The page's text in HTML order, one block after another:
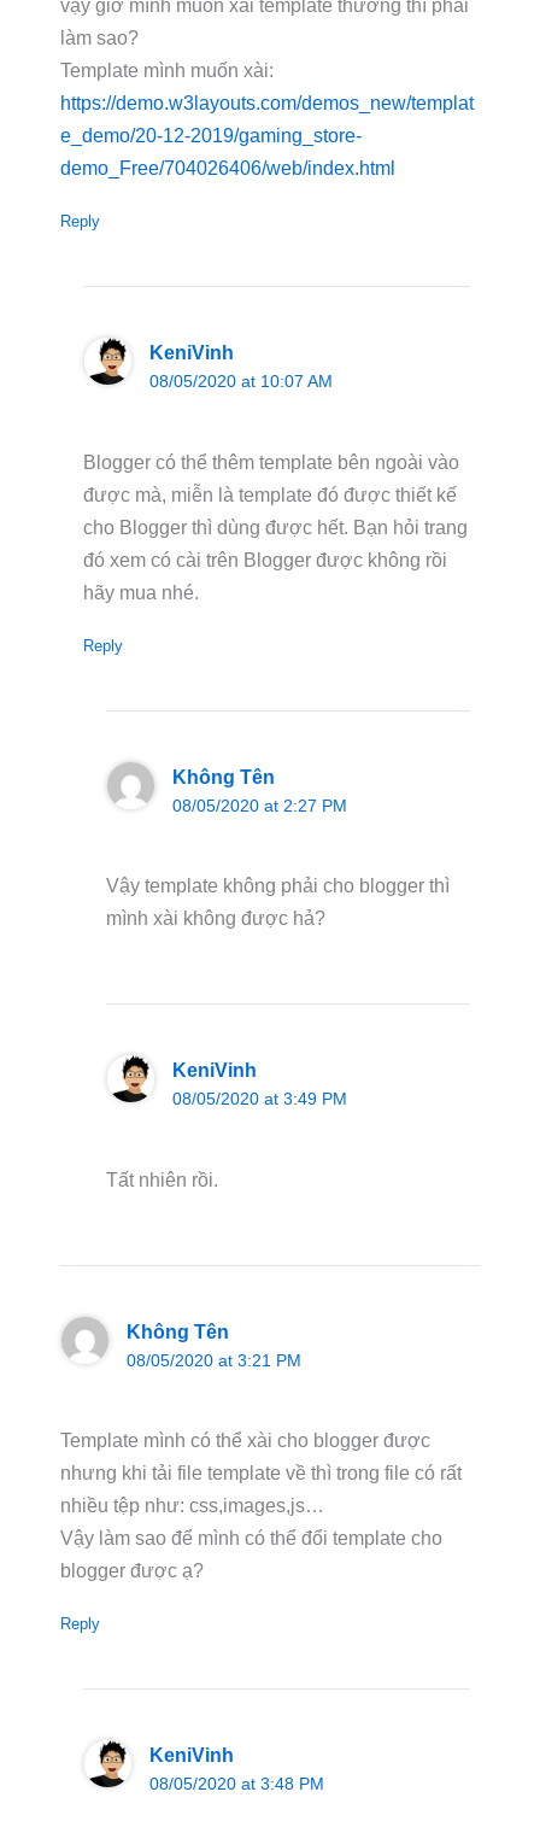
vậy giờ mình muốn xài template thường thì phải
làm sao?
Template mình muốn xài:
https://demo.w3layouts.com/demos_new/templat
e_demo/20-12-2019/gaming_store-
demo_Free/704026406/web/index.html
Reply
KeniVinh
08/05/2020 at 10:07 AM
Blogger có thể thêm template bên ngoài vào
được mà, miễn là template đó được thiết kế
cho Blogger thì dùng được hết. Bạn hỏi trang
đó xem có cài trên Blogger được không rồi
hãy mua nhé.
Reply
Không Tên
08/05/2020 at 2:27 PM
Vậy template không phải cho blogger thì
mình xài không được hả?
KeniVinh
08/05/2020 at 3:49 PM
Tất nhiên rồi.
Không Tên
08/05/2020 at 3:21 PM
Template mình có thể xài cho blogger được
nhưng khi tải file template về thì trong file có rất
nhiều tệp như: css,images,js…
Vậy làm sao để mình có thể đổi template cho
blogger được ạ?
Reply
KeniVinh
08/05/2020 at 3:48 PM